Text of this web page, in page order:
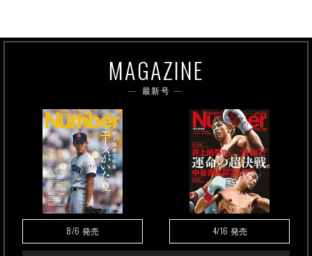
MAGAZINE
最新号
8/6 発売 4/16 発売